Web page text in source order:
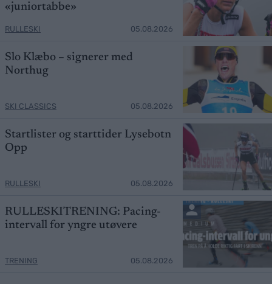
«juniortabbe»
RULLESKI 05.08.2026
Slo Klæbo – signerer med
Northug
SKI CLASSICS 05.08.2026
Startlister og starttider Lysebotn
Opp
RULLESKI 05.08.2026
RULLESKITRENING: Pacing-
intervall for yngre utøvere
TRENING 05.08.2026